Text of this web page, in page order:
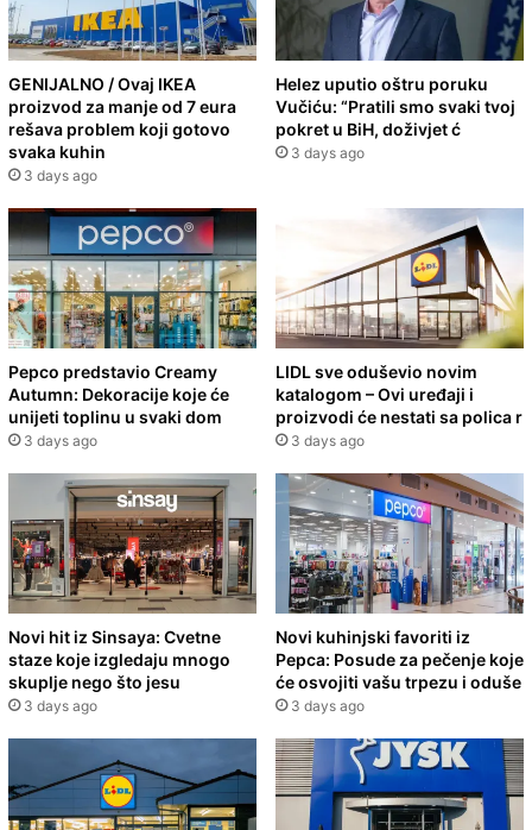
GENIJALNO / Ovaj IKEA
proizvod za manje od 7 eura
rešava problem koji gotovo
svaka kuhin
3 days ago
Helez uputio oštru poruku
Vučiću: “Pratili smo svaki tvoj
pokret u BiH, doživjet ć
3 days ago
Pepco predstavio Creamy
Autumn: Dekoracije koje će
unijeti toplinu u svaki dom
3 days ago
LIDL sve oduševio novim
katalogom – Ovi uređaji i
proizvodi će nestati sa polica r
3 days ago
Novi hit iz Sinsaya: Cvetne
staze koje izgledaju mnogo
skuplje nego što jesu
3 days ago
Novi kuhinjski favoriti iz
Pepca: Posude za pečenje koje
će osvojiti vašu trpezu i oduše
3 days ago